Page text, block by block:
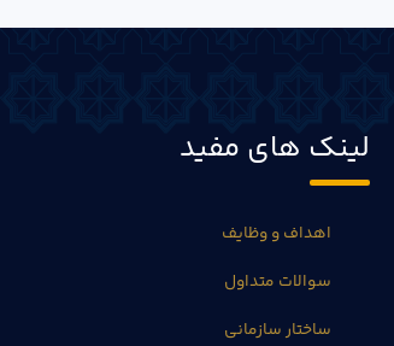
لینک های مفید
اهداف و وظایف
سوالات متداول
ساختار سازمانی